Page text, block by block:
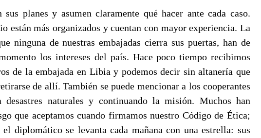
planes y asumen claramente qué hacer ante cada caso.
están más organizados y cuentan con mayor experiencia. La
ninguna de nuestras embajadas cierra sus puertas, han de
los intereses del país. Hace poco tiempo recibimos
de la embajada en Libia y podemos decir sin altanería que
de allí. También se puede mencionar a los cooperantes
desastres naturales y continuando la misión. Muchos han
que aceptamos cuando firmamos nuestro Código de Ética;
diplomático se levanta cada mañana con una estrella: sus